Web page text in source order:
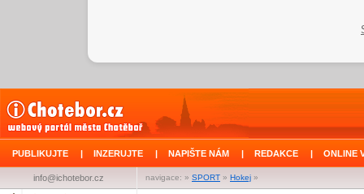
PUBLIKUJTE | INZERUJTE | NAPIŠTE NÁM | REDAKCE | ONLINE
navigace: » SPORT » Hokej »
info@ichotebor.cz